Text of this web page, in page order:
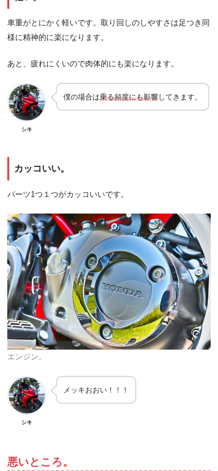
車重がとにかく軽いです。取り回しのしやすさは足つき同
様に精神的に楽になります。
あと、疲れにくいので肉体的にも楽になります。
シキ
僕の場合は乗る頻度にも影響してきます。
カッコいい。
パーツ1つ１つがカッコいいです。
エンジン。
シキ
メッキおおい！！！
悪いところ。